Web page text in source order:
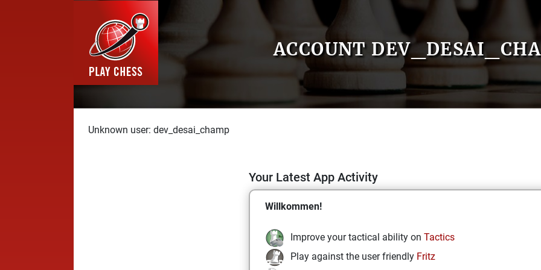
ACCOUNT
Unknown user: dev_desai_champ
Your Latest App Activity
Willkommen!
Improve your tactical ability on Tactics
Play against the user friendly Fritz